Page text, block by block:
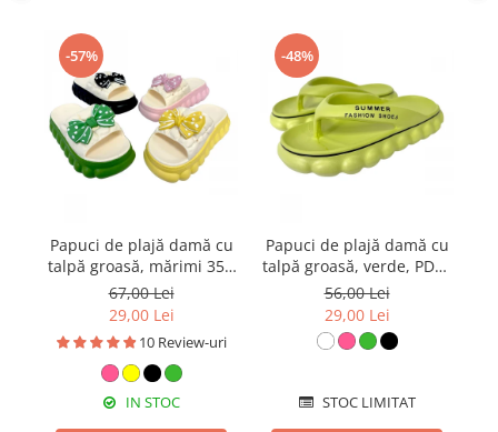
-57%
Papuci de plajă damă cu
talpă groasă, mărimi 35 -
40, PD58
67,00 Lei
29,00 Lei
10 Review-uri
IN STOC
-48%
Papuci de plajă damă cu
talpă groasă, verde, PD56
40/41
56,00 Lei
29,00 Lei
STOC LIMITAT